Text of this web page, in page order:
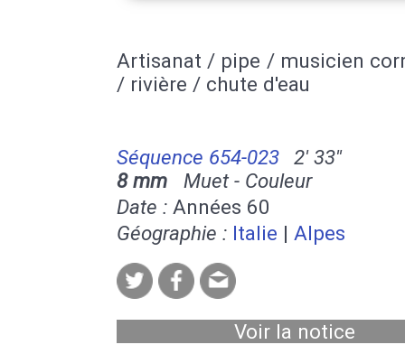
Artisanat / pipe / musicien
/ rivière / chute d'eau
Séquence 654-023
2' 33''
8 mm Muet - Couleur
Date : Années 60
Géographie : Italie | Alpes
Voir la notice